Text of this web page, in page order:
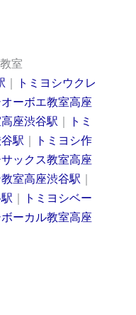
室
｜ トミヨシウクレ
オーボエ教室高座
座渋谷駅 ｜ トミ
駅 ｜ トミヨシ作
サックス教室高座
室高座渋谷駅 ｜
｜ トミヨシベー
ボーカル教室高座